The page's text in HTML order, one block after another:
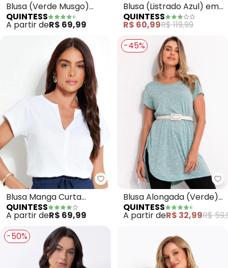
Blusa (Verde Musgo)
com Elástico nas Mangas
QUINTESS
A partir deR$ 69,99
Blusa (Listrado Azul) em
Moletinho Eco Listrado
QUINTESS
R$ 60,99R$ 119,99
Quintess - Blusa Manga Curta
Blusa Manga Curta
(Branca)
QUINTESS
A partir deR$ 69,99
-45%
Blusa Alongada (Verde)
com Barra
Arrendondada
QUINTESS
A partir deR$ 32,99R$
-50%